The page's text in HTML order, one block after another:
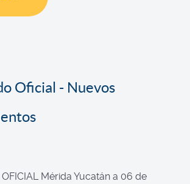
Oficial - Nuevos
Mérida Yucatán a 06 de